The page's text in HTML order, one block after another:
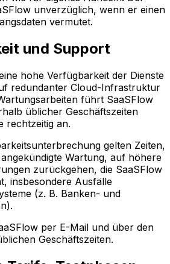
unverzüglich, wenn er einen
vermutet.
und Support
hohe Verfügbarkeit der Dienste
redundanter Cloud-Infrastruktur
führt SaaSFlow
üblicher Geschäftszeiten
rechtzeitig an.
gelten Zeiten,
Wartung, auf höhere
zurückgehen, die SaaSFlow
insbesondere Ausfälle
(z. B. Banken- und
per E-Mail und über den
Geschäftszeiten.